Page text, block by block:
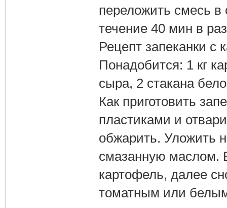
переложить смесь
течение 40 мин в
Рецепт запеканки с
Понадобится: 1 кг
сыра, 2 стакана
Как приготовить
пластиками и
обжарить. Уложить
смазанную маслом.
картофель, далее
томатным или